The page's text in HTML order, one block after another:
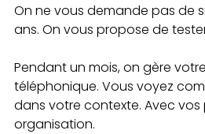
On ne vous demande pas de
ans. On vous propose de
Pendant un mois, on gère
téléphonique. Vous voyez
dans votre contexte. Avec
organisation.